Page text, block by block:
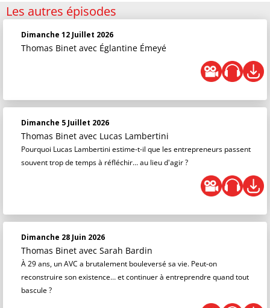
Les autres épisodes
Dimanche 12 Juillet 2026
Thomas Binet avec Églantine Émeyé
Dimanche 5 Juillet 2026
Thomas Binet avec Lucas Lambertini
Pourquoi Lucas Lambertini estime-t-il que les entrepreneurs passent
souvent trop de temps à réfléchir… au lieu d'agir ?
Dimanche 28 Juin 2026
Thomas Binet avec Sarah Bardin
À 29 ans, un AVC a brutalement bouleversé sa vie. Peut-on
reconstruire son existence… et continuer à entreprendre quand tout
bascule ?